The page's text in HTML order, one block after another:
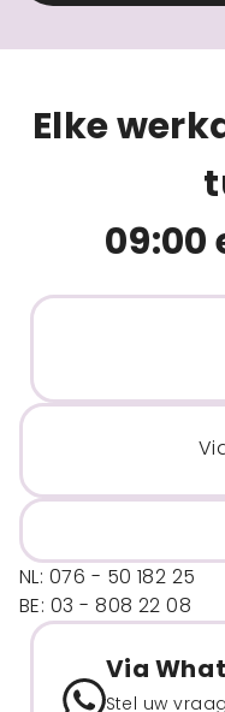
Elke
09:00
NL: 076 - 50 182 25
BE: 03 - 808 22 08
Via
Stel uw